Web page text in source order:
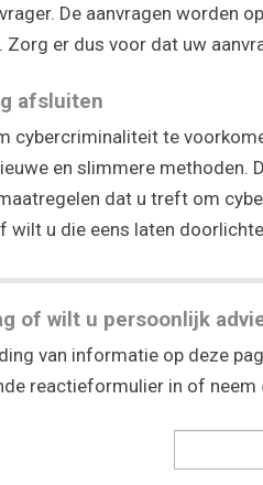
De aanvragen worden
er dus voor dat uw
afsluiten
cybercriminaliteit te
en slimmere methoden.
dat u treft om
wilt u die eens laten
of wilt u persoonlijk
van informatie op deze
reactieformulier in of neem